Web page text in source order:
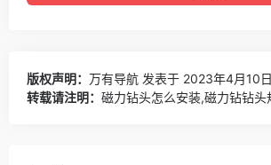
版权声明： 万有导航 发表于 2023年4月10
转载请注明： 磁力钻头怎么安装,磁力钻钻头